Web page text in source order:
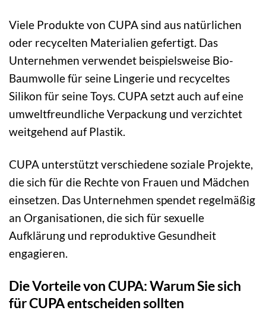
Viele Produkte von CUPA sind aus natürlichen
oder recycelten Materialien gefertigt. Das
Unternehmen verwendet beispielsweise Bio-
Baumwolle für seine Lingerie und recyceltes
Silikon für seine Toys. CUPA setzt auch auf eine
umweltfreundliche Verpackung und verzichtet
weitgehend auf Plastik.
CUPA unterstützt verschiedene soziale Projekte,
die sich für die Rechte von Frauen und Mädchen
einsetzen. Das Unternehmen spendet regelmäßig
an Organisationen, die sich für sexuelle
Aufklärung und reproduktive Gesundheit
engagieren.
Die Vorteile von CUPA: Warum Sie sich
für CUPA entscheiden sollten